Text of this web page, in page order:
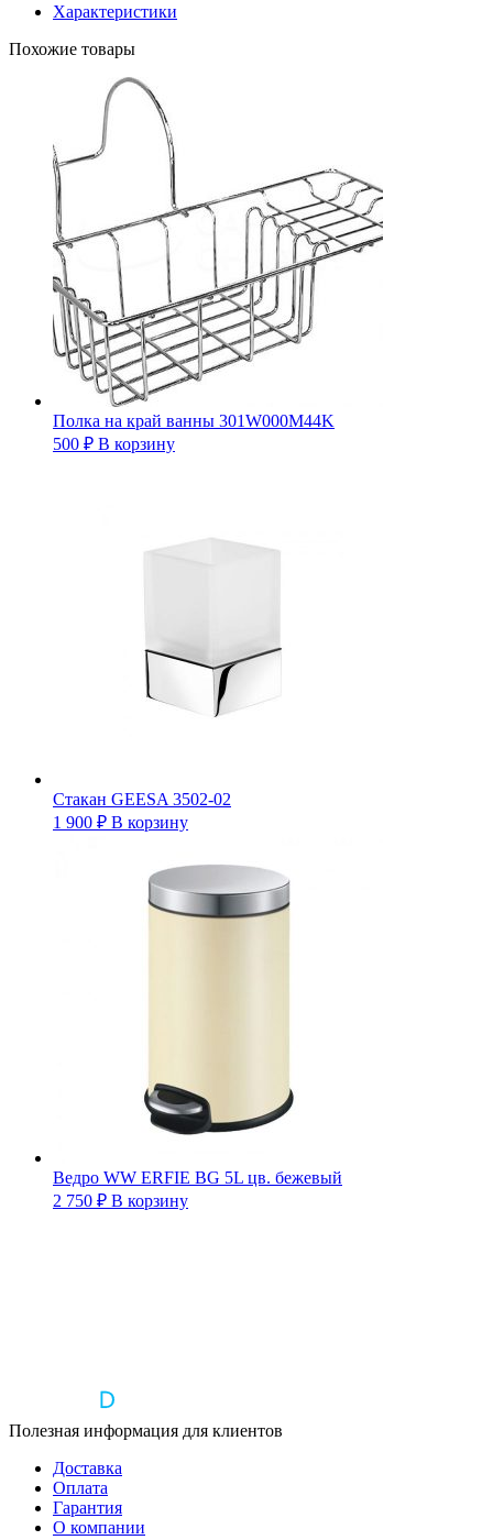
Характеристики
Похожие товары
Полка на край ванны 301W000M44K
500 ₽ В корзину
Стакан GEESA 3502-02
1 900 ₽ В корзину
Ведро WW ERFIE BG 5L цв. бежевый
2 750 ₽ В корзину
Полезная информация для клиентов
Доставка
Оплата
Гарантия
О компании